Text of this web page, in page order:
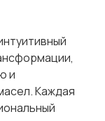
и
Каждая